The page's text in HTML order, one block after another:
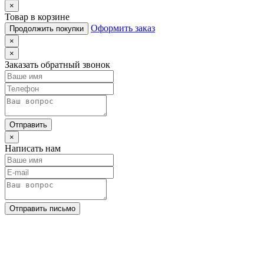
×
Товар в корзине
Продолжить покупки Оформить заказ
×
×
Заказать обратный звонок
Отправить
×
Написать нам
Отправить письмо